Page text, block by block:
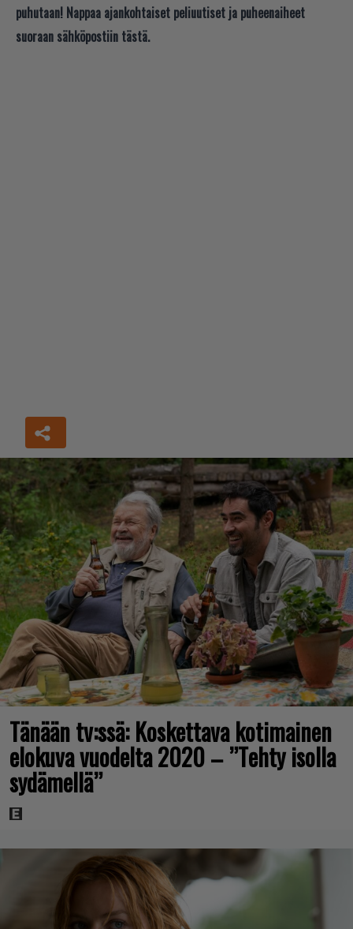
puhutaan! Nappaa ajankohtaiset peliuutiset ja puheenaiheet
suoraan sähköpostiin tästä.
Tänään tv:ssä: Koskettava kotimainen
elokuva vuodelta 2020 – ”Tehty isolla
sydämellä”